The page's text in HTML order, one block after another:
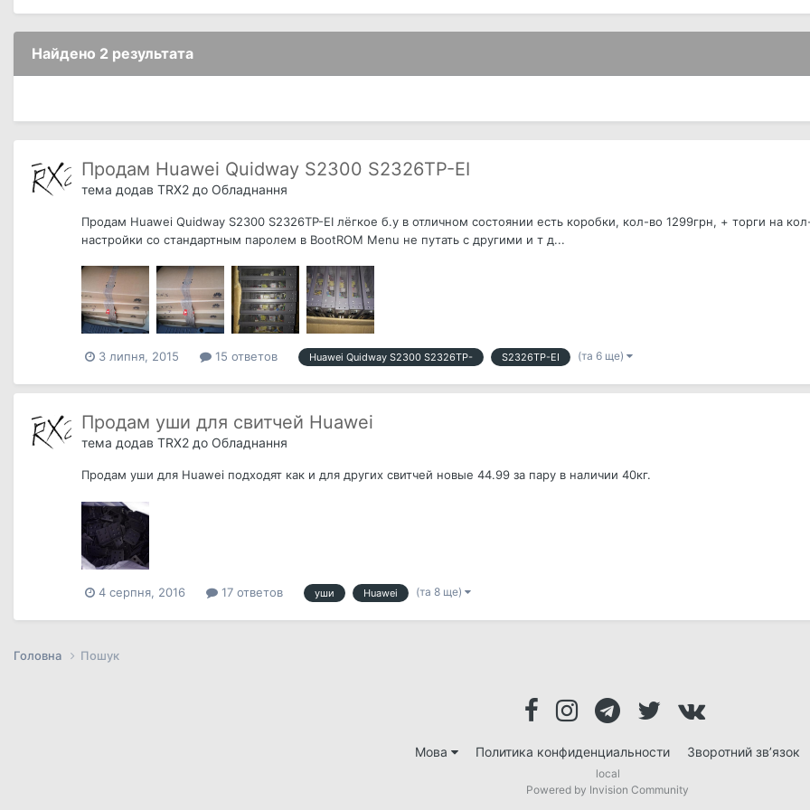
Найдено 2 результата
Продам Huawei Quidway S2300 S2326TP-EI
тема додав TRX2 до Обладнання
Продам Huawei Quidway S2300 S2326TP-EI лёгкое б.у в отличном состоянии есть коробки, кол-во 1299грн, + торги на
настройки со стандартным паролем в BootROM Menu не путать с другими и т д...
3 липня, 2015 15 ответов Huawei Quidway S2300 S2326TP- S2326TP-EI (та 6 ще)
Продам уши для свитчей Huawei
тема додав TRX2 до Обладнання
Продам уши для Huawei подходят как и для других свитчей новые 44.99 за пару в наличии 40кг.
4 серпня, 2016 17 ответов уши Huawei (та 8 ще)
Головна Пошук
Мова Политика конфиденциальности Зворотний зв’язок
local
Powered by Invision Community